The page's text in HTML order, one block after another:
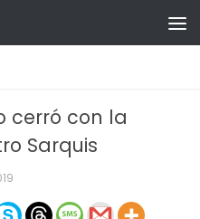
cerró con la
Sarquis